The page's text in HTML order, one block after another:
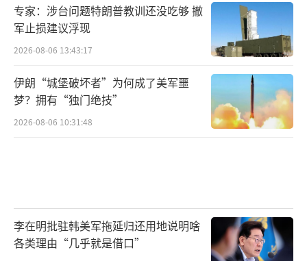
专家：涉台问题特朗普教训还没吃够 撤
军止损建议浮现
2026-08-06 13:43:17
伊朗“城堡破坏者”为何成了美军噩
梦？拥有“独门绝技”
2026-08-06 10:31:48
李在明批驻韩美军拖延归还用地说明啥
各类理由“几乎就是借口”